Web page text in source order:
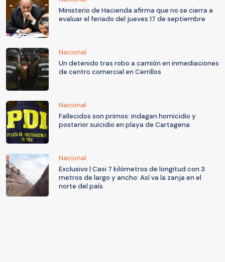
Ministerio de Hacienda afirma que no se cierra a
evaluar el feriado del jueves 17 de septiembre
Nacional
Un detenido tras robo a camión en inmediaciones
de centro comercial en Cerrillos
Nacional
Fallecidos son primos: indagan homicidio y
posterior suicidio en playa de Cartagena
Nacional
Exclusivo | Casi 7 kilómetros de longitud con 3
metros de largo y ancho: Así va la zanja en el
norte del país